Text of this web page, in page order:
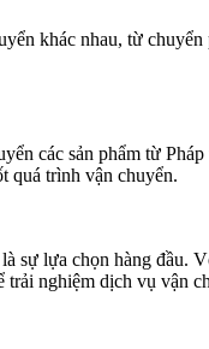
khác nhau, từ chuyển
các sản phẩm từ
quá trình vận chuyển.
sự lựa chọn hàng đầu.
nghiệm dịch vụ vận